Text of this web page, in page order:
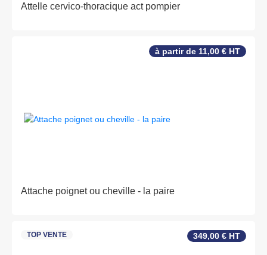
Attelle cervico-thoracique act pompier
à partir de 11,00 € HT
Attache poignet ou cheville - la paire
TOP VENTE 349,00 € HT